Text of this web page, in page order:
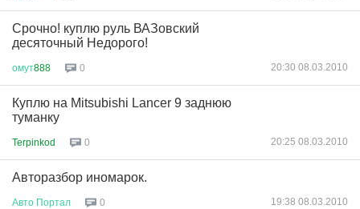
Cрочно! куплю руль ВАЗовский
десяточный Недорого!
омут888 0 20:30 08.03.2010
Куплю на Mitsubishi Lancer 9 заднюю
туманку
Terpinkod 0 20:25 08.03.2010
Авторазбор иномарок.
Авто Портал 0 19:38 08.03.2010